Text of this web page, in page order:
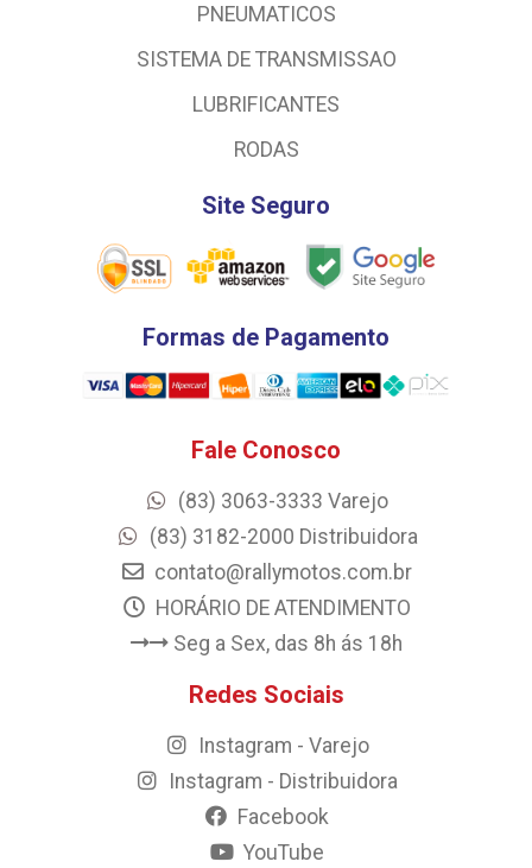
PNEUMATICOS
SISTEMA DE TRANSMISSAO
LUBRIFICANTES
RODAS
Site Seguro
Formas de Pagamento
Fale Conosco
(83) 3063-3333 Varejo
(83) 3182-2000 Distribuidora
contato@rallymotos.com.br
HORÁRIO DE ATENDIMENTO
Seg a Sex, das 8h ás 18h
Redes Sociais
Instagram - Varejo
Instagram - Distribuidora
Facebook
YouTube